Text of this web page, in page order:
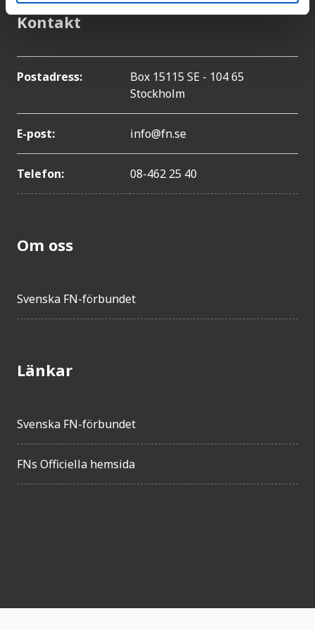
Kontakt
Postadress:
Box 15115 SE - 104 65
Stockholm
E-post: info@fn.se
Telefon: 08-462 25 40
Om oss
Svenska FN-förbundet
Länkar
Svenska FN-förbundet
FNs Officiella hemsida